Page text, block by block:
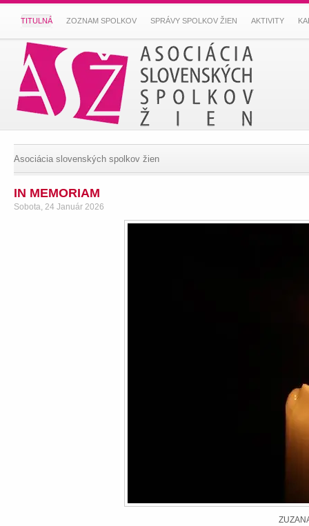
TITULNÁ ZOZNAM SPOLKOV SPRÁVY SPOLKOV ŽIEN AKTIVITY
Asociácia slovenských spolkov žien
IN MEMORIAM
Sobota, 24 Január 2026